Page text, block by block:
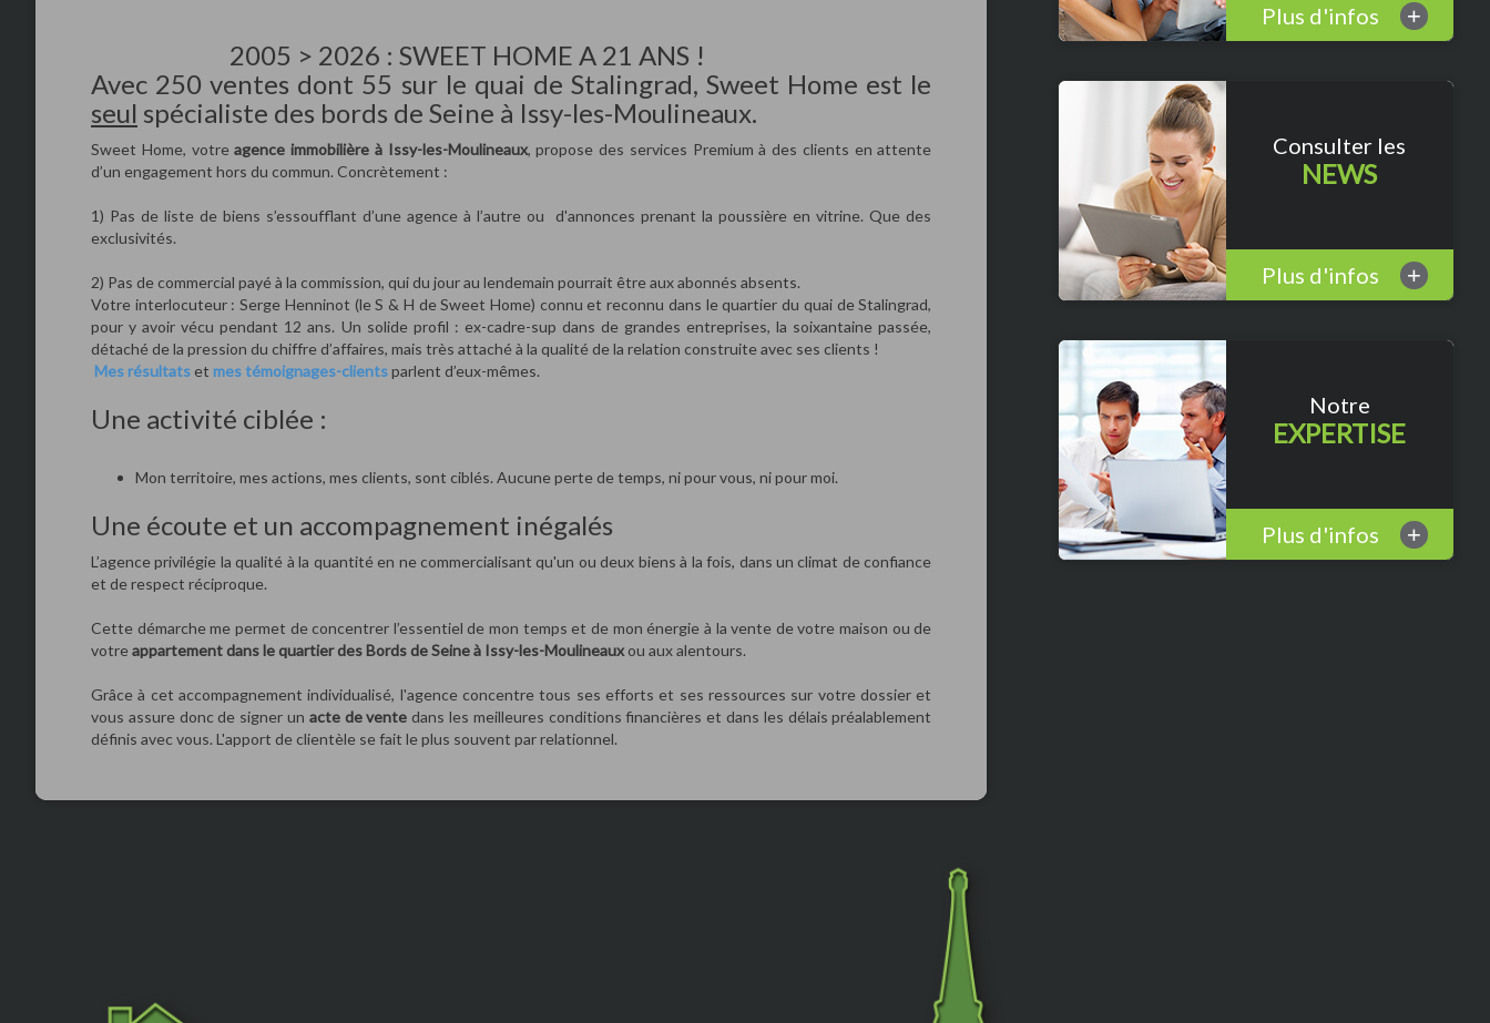
2005 > 2026 : SWEET HOME A 21 ANS !
Avec 250 ventes dont 55 sur le quai de Stalingrad, Sweet Home est le
seul spécialiste des bords de Seine à Issy-les-Moulineaux.
Sweet Home, votreagence immobilière à Issy-les-Moulineaux, propose des services Premium à des clients en attente
d’un engagement hors du commun. Concrètement :
1) Pas de liste de biens s’essoufflant d’une agence à l’autre ou d'annonces prenant la poussière en vitrine. Que des
exclusivités.
2) Pas de commercial payé à la commission, qui du jour au lendemain pourrait être aux abonnés absents.
Votre interlocuteur : Serge Henninot (le S & H de Sweet Home) connu et reconnu dans le quartier du quai de Stalingrad,
pour y avoir vécu pendant 12 ans. Un solide profil : ex-cadre-sup dans de grandes entreprises, la soixantaine passée,
détaché de la pression du chiffre d’affaires, mais très attaché à la qualité de la relation construite avec ses clients !
Mes résultats et mes témoignages-clientsparlent d’eux-mêmes.
Une activité ciblée :
Mon territoire, mes actions, mes clients, sont ciblés. Aucune perte de temps, ni pour vous, ni pour moi.
Une écoute et un accompagnement inégalés
L’agence privilégie la qualité à la quantité en ne commercialisant qu'un ou deux biens à la fois, dans un climat de confiance
et de respect réciproque.
Cette démarche me permet de concentrer l’essentiel de mon temps et de mon énergie à la vente de votre maison ou de
votreappartement dans le quartier des Bords de Seine à Issy-les-Moulineauxou aux alentours.
Grâce à cet accompagnement individualisé, l'agence concentre tous ses efforts et ses ressources sur votre dossier et
vous assure donc de signer un acte de vente dans les meilleures conditions financières et dans les délais préalablement
définis avec vous. L'apport de clientèle se fait le plus souvent par relationnel.
Plus d'infos +
Consulter les
NEWS
Plus d'infos +
Notre
EXPERTISE
Plus d'infos +